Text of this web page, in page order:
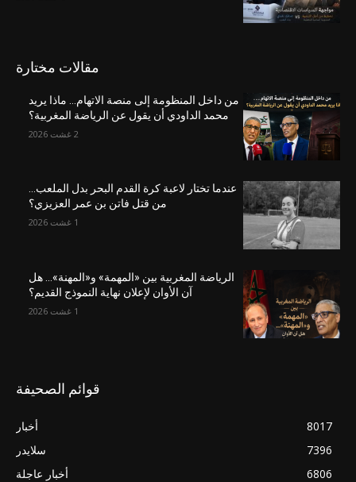
مقالات مختارة
من داخل المنظومة إلى منصة الاتهام… ماذا يريد
محمد الداودي أن يقول عن الرياضة المغربية؟
2 غشت 2026
عندما تختار لاعبة كرة القدم البحر بدل الملعب…
من قتل فاتن بن عمر العزيزي؟
1 غشت 2026
الرياضة المغربية بين «المهمة» و«المهنة»… هل
آن الأوان لإعلان نهاية النموذج القديم؟
1 غشت 2026
قوائم الصحيفة
أخبار
8017
سلايدر
7396
أخبار عاجلة
6806